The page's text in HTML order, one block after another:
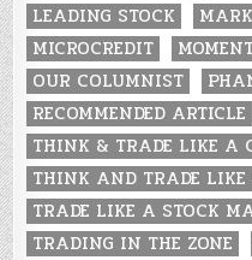
LEADING STOCK
MICROCREDIT
OUR COLUMNIST
RECOMMENDED ARTICLE
THINK & TRADE LIKE A
THINK AND TRADE
TRADE LIKE A STOCK
TRADING IN THE ZONE